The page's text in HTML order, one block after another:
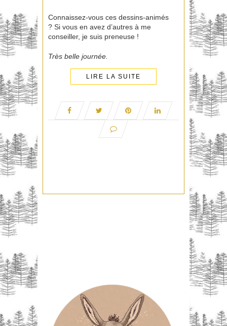
Connaissez-vous ces dessins-animés
? Si vous en avez d’autres à me
conseiller, je suis preneuse !
Très belle journée.
LIRE LA SUITE